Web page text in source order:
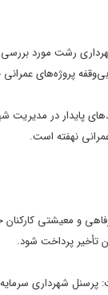
جلسه، آخرین وضعیت تحقق
پروژه‌های عمرانی
پایدار در
نهفته است.
و معیشتی کارکنان
تأخیر پرداخت شود.
شهرداری